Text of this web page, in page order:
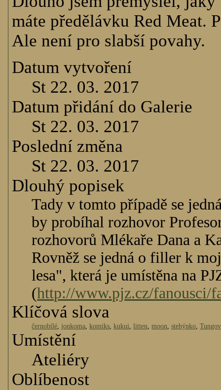
máte předělávku Red Meat.
Ale není pro slabší povahy.
Datum vytvoření
St 22. 03. 2017
Datum přidání do Galerie
St 22. 03. 2017
Poslední změna
St 22. 03. 2017
Dlouhý popisek
Tady v tomto případě se
by probíhal rozhovor
rozhovorů Mlékaře Dana a
Rovněž se jedná o filler k
lesa", která je umístěna na
(http://www.pjz.cz/fanousci/
Klíčová slova
černobílé, jonkoma,komiks,kukui,litten,moon,stehýnko,
Umístění
Ateliéry
Oblíbenost